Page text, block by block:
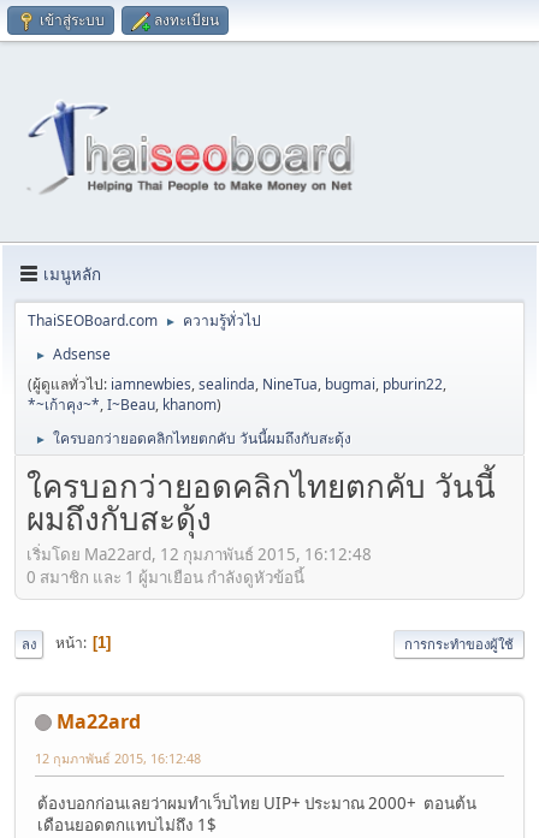
เข้าสู่ระบบ ลงทะเบียน
เมนูหลัก
ThaiSEOBoard.com ► ความรู้ทั่วไป
►
Adsense
(ผู้ดูแลทั่วไป: iamnewbies,sealinda, NineTua, bugmai, pburin22,
*~เก้าคุง~*,I~Beau, khanom)
► ใครบอกว่ายอดคลิกไทยตกคับ วันนี้ผมถึงกับสะดุ้ง
ใครบอกว่ายอดคลิกไทยตกคับ วันนี้
ผมถึงกับสะดุ้ง
เริ่มโดย Ma22ard, 12 กุมภาพันธ์ 2015, 16:12:48
0 สมาชิก และ 1 ผู้มาเยือน กำลังดูหัวข้อนี้
ลง หน้า 1 การกระทำของผู้ใช้
Ma22ard
12 กุมภาพันธ์ 2015, 16:12:48
ต้องบอกก่อนเลยว่าผมทำเว็บไทย UIP+ ประมาณ 2000+ ตอนต้น
เดือนยอดตกแทบไม่ถึง 1$